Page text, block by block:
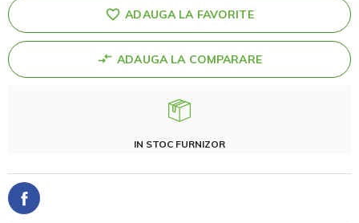
ADAUGA LA FAVORITE
ADAUGA LA COMPARARE
IN STOC FURNIZOR